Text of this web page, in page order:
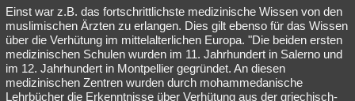
Einst war z.B. das fortschrittlichste medizinische Wissen von den
muslimischen Ärzten zu erlangen. Dies gilt ebenso für das Wissen
über die Verhütung im mittelalterlichen Europa. "Die beiden ersten
medizinischen Schulen wurden im 11. Jahrhundert in Salerno und
im 12. Jahrhundert in Montpellier gegründet. An diesen
medizinischen Zentren wurden durch mohammedanische
Lehrbücher die Erkenntnisse über Verhütung aus der griechisch-